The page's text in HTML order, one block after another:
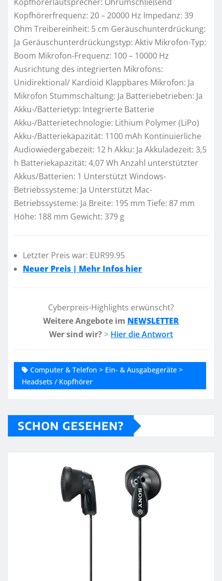
Kopfhörerlautsprecher: Ohrumschließend
Kopfhörerfrequenz: 20 – 20000 Hz Impedanz: 39
Ohm Treibereinheit: 5 cm Geräuschunterdrückung:
Ja Geräuschunterdrückungstyp: Aktiv Mikrofon-Typ:
Boom Mikrofon-Frequenz: 100 – 10000 Hz
Ausrichtung des integrierten Mikrofons:
Unidirektional/ Kardioid Klappbares Mikrofon: Ja
Mikrofon Stummschaltung: Ja Batteriebetrieben: Ja
Akku-/Batterietyp: Integrierte Batterie
Akku-/Batterietechnologie: Lithium Polymer (LiPo)
Akku-/Batteriekapazität: 1100 mAh Kontinuierliche
Audiowiedergabezeit: 12 h Akku: Ja Akkuladezeit: 3,5
h Batteriekapazität: 4,07 Wh Anzahl unterstützter
Akkus/Batterien: 1 Unterstützt Windows-
Betriebssysteme: Ja Unterstützt Mac-
Betriebssysteme: Ja Breite: 195 mm Tiefe: 87 mm
Höhe: 188 mm Gewicht: 379 g
Letzter Preis war: EUR99.95
Neuer Preis | Mehr Infos hier
Cyberpreis-Highlights erwünscht?
Weitere Angebote im NEWSLETTER
Wer sind wir? > Hier die Antwort
Computer & Telefon > Ein- & Ausgabegeräte >
Headsets / Kopfhörer
SCHON GESEHEN?